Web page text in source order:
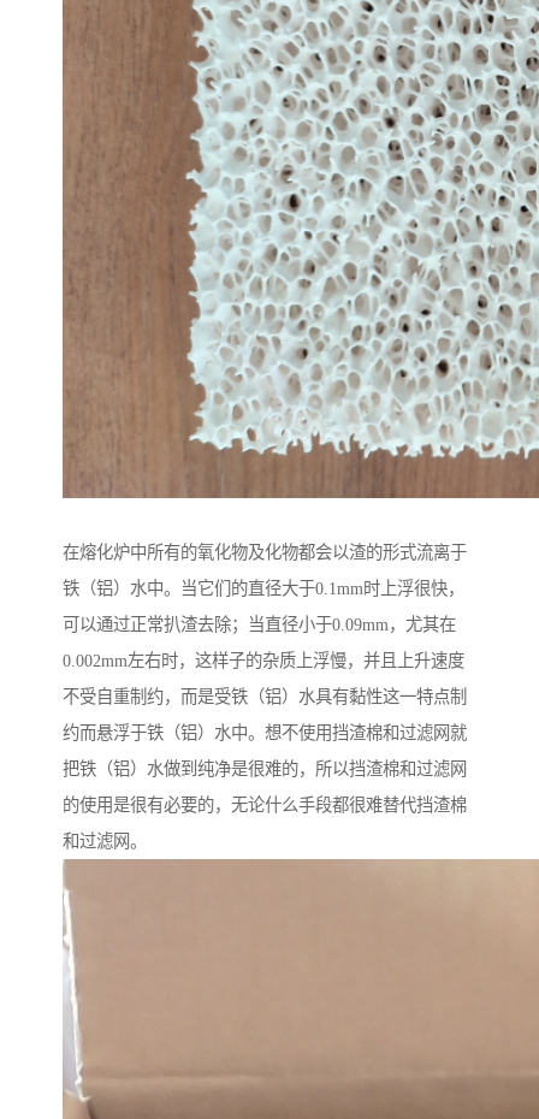
在熔化炉中所有的氧化物及化物都会以渣的形式流离于
铁（铝）水中。当它们的直径大于0.1mm时上浮很快，
可以通过正常扒渣去除；当直径小于0.09mm，尤其在
0.002mm左右时，这样子的杂质上浮慢，并且上升速度
不受自重制约，而是受铁（铝）水具有黏性这一特点制
约而悬浮于铁（铝）水中。想不使用挡渣棉和过滤网就
把铁（铝）水做到纯净是很难的，所以挡渣棉和过滤网
的使用是很有必要的，无论什么手段都很难替代挡渣棉
和过滤网。